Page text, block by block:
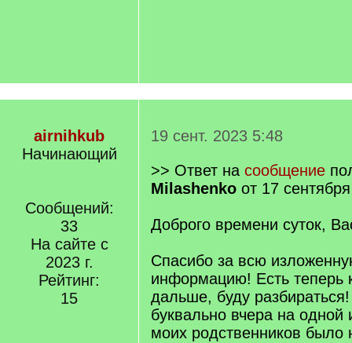
airnihkub
Начинающий
Сообщений:
33
На сайте с
2023 г.
Рейтинг:
15
19 сент. 2023 5:48
>> Ответ на сообщение
Milashenko от 17
Доброго времени суток,
Спасибо за всю
информацию! Есть теперь
дальше, буду
буквально вчера на одной
моих родственников было